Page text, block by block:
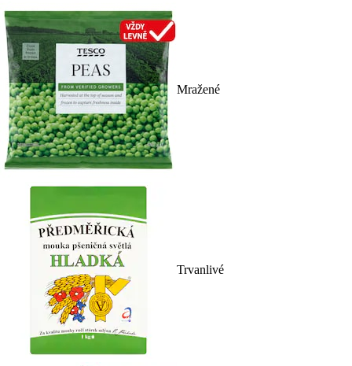
Mražené
Trvanlivé